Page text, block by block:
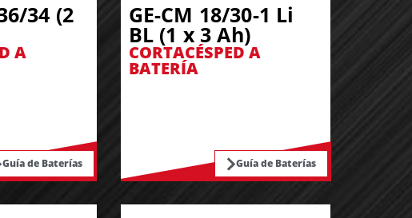
34 (2
A
Guía de Baterías
GE-CM 18/30-1 Li
BL (1 x 3 Ah)
CORTACÉSPED A
BATERÍA
Guía de Baterías